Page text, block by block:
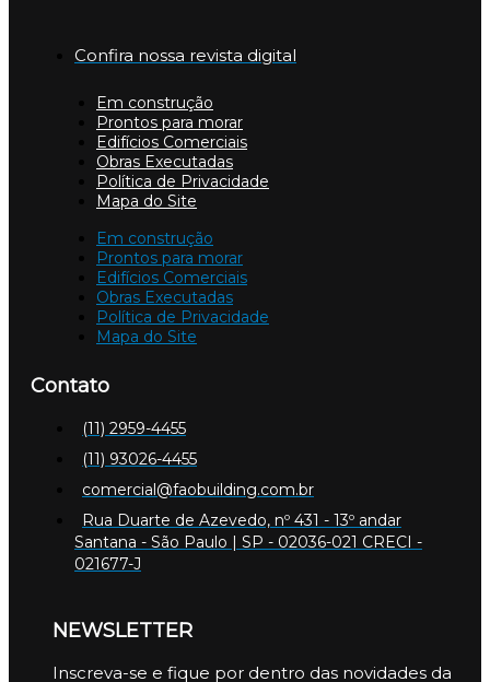
Confira nossa revista digital
Em construção
Prontos para morar
Edifícios Comerciais
Obras Executadas
Política de Privacidade
Mapa do Site
Em construção
Prontos para morar
Edifícios Comerciais
Obras Executadas
Política de Privacidade
Mapa do Site
Contato
(11) 2959-4455
(11) 93026-4455
comercial@faobuilding.com.br
Rua Duarte de Azevedo, nº 431 - 13º andar
Santana - São Paulo | SP - 02036-021 CRECI -
021677-J
NEWSLETTER
Inscreva-se e fique por dentro das novidades da